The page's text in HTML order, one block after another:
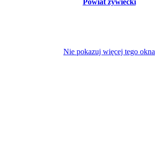
Powiat żywiecki
Nie pokazuj więcej tego okna